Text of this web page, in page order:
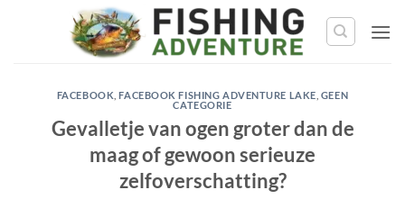
FACEBOOK ,FACEBOOK FISHING ADVENTURE LAKE GEEN
CATEGORIE
Gevalletje van ogen groter dan de
maag of gewoon serieuze
zelfoverschatting?